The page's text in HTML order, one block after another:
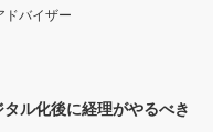
ドバイザー
ル化後に経理がやるべき